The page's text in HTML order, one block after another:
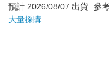
退換貨須知：
**提醒您，鑑賞期不等於
預計 2026/08/07 出貨 參
大量採購